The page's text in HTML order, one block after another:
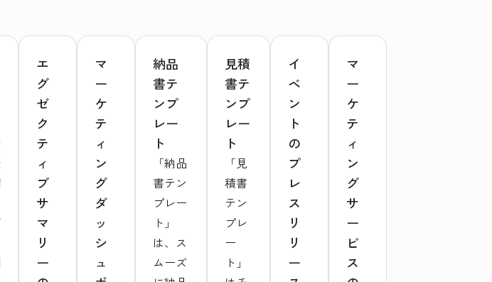
エ
グ
ゼ
ク
テ
ィ
ブ
サ
マ
リ
ー
マ
ー
ケ
テ
ィ
ン
グ
ダ
ッ
シ
ュ
納品
書テ
ンプ
レー
ト
「納品
書テン
プレー
ト」
は、ス
ムーズ
見積
書テ
ンプ
レー
ト
「見
積書
テン
プレ
ー
ト」
イ
ベ
ン
ト
の
プ
レ
ス
リ
リ
ー
マ
ー
ケ
テ
ィ
ン
グ
サ
ー
ビ
ス